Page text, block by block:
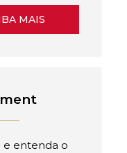
MAIS
e entenda o